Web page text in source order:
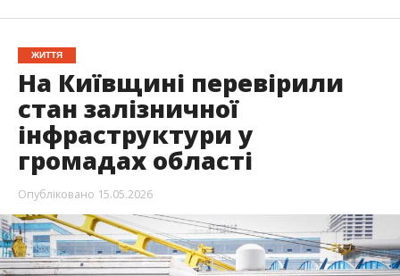
ЖИТТЯ
На Київщині перевірили
стан залізничної
інфраструктури у
громадах області
Опубліковано 15.05.2026